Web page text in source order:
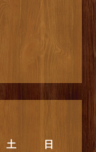
土 日